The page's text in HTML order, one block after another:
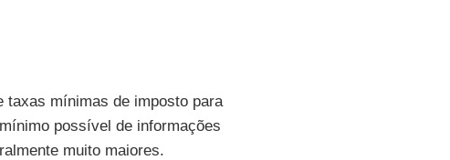
taxas mínimas de imposto para
possível de informações
muito maiores.